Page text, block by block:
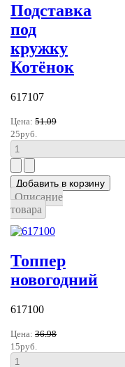
Подставка
под
кружку
Котёнок
617107
Цена: 51.09
25руб.
Описание
товара
Топпер
новогодний
617100
Цена: 36.98
15руб.